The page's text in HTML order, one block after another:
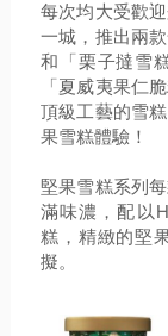
每次均大受歡
一城，推出兩
和「栗子撻雪
「夏威夷果仁
頂級工藝的雪
果雪糕體驗！
堅果雪糕系列
滿味濃，配以
糕，精緻的堅
擬。